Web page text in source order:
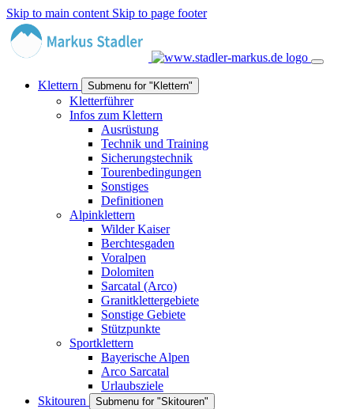
Skip to main content Skip to page footer
Klettern Submenu for "Klettern"
Kletterführer
Infos zum Klettern
Ausrüstung
Technik und Training
Sicherungstechnik
Tourenbedingungen
Sonstiges
Definitionen
Alpinklettern
Wilder Kaiser
Berchtesgaden
Voralpen
Dolomiten
Sarcatal (Arco)
Granitklettergebiete
Sonstige Gebiete
Stützpunkte
Sportklettern
Bayerische Alpen
Arco Sarcatal
Urlaubsziele
Skitouren
Submenu for "Skitouren"